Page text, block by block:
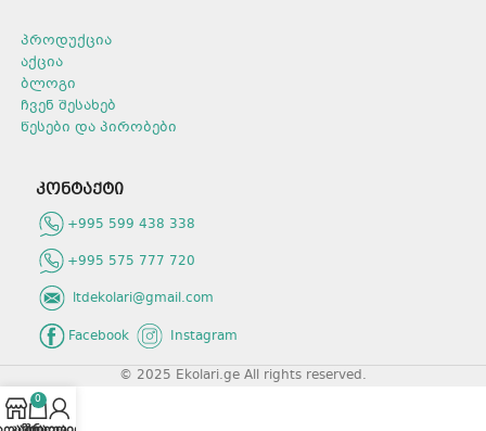
პროდუქცია
აქცია
ბლოგი
ჩვენ შესახებ
წესები და პირობები
კონტაქტი
+995 599 438 338
+995 575 777 720
ltdekolari@gmail.com
Facebook
Instagram
© 2025 Ekolari.ge All rights reserved.
0